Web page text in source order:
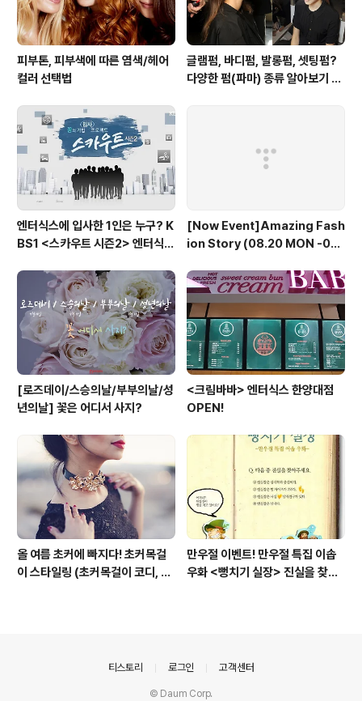
피부톤, 피부색에 따른 염색/헤어
컬러 선택법
글램펌, 바디펌, 발롱펌, 셋팅펌?
다양한 펌(파마) 종류 알아보기 여
엔터식스에 입사한 1인은 누구? K
BS1 <스카우트 시즌2> 엔터식스
[Now Event]Amazing Fash
ion Story (08.20 MON -08.
[로즈데이/스승의날/부부의날/성
년의날] 꽃은 어디서 사지?
<크림바바> 엔터식스 한양대점
OPEN!
올 여름 초커에 빠지다! 초커목걸
이 스타일링 (초커목걸이 코디, 초
만우절 이벤트! 만우절 특집 이솝
우화 <뻥치기 실장> 진실을 찾으
티스토리 로그인 고객센터
© Daum Corp.